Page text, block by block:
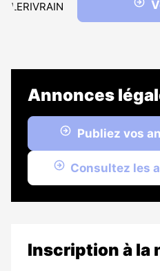
Annonces
Publiez vos
Consultez les
Inscription à la